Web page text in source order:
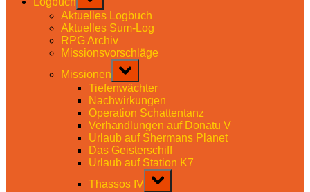
sub-
menu
Aktuelles Logbuch
Aktuelles Sum-Log
RPG Archiv
Missionsvorschläge
Missionen
Toggle
sub-
menu
Tiefenwächter
Nachwirkungen
Operation Schattentanz
Verhandlungen auf Donatu V
Urlaub auf Shermans Planet
Das Geisterschiff
Urlaub auf Station K7
Thassos IV
Toggle
sub-